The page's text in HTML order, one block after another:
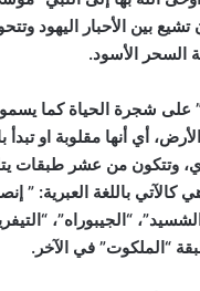
تشيع بين الأحبار اليهود
السحر الأسود.
على شجرة الحياة كما
أي أنها مقلوبة او تبدأ
وتتكون من عشر طبقات
كالآتي باللغة العبرية: ”
“الجيبوراه”،
“الملكوت” في الآخر.